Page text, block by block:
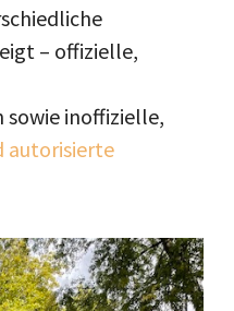
– offizielle,
sowie inoffizielle,
autorisierte